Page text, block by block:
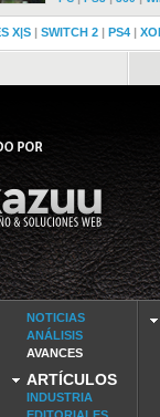
X|S | SWITCH 2 | PS4 |
NOTICIAS
ANÁLISIS
AVANCES
ARTÍCULOS
INDUSTRIA